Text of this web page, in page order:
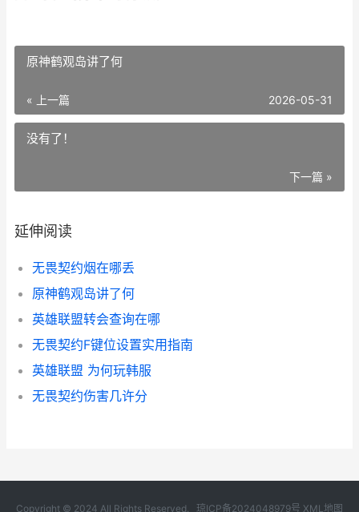
原神鹤观岛讲了何
« 上一篇 2026-05-31
没有了！
下一篇 »
延伸阅读
无畏契约烟在哪丢
原神鹤观岛讲了何
英雄联盟转会查询在哪
无畏契约F键位设置实用指南
英雄联盟 为何玩韩服
无畏契约伤害几许分
Copyright © 2024 All Rights Reserved. 琼ICP备2024048979号 XML地图